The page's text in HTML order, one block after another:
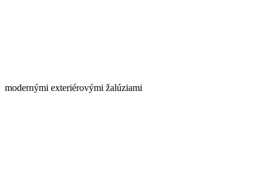
modernými exteriérovými žalúziami